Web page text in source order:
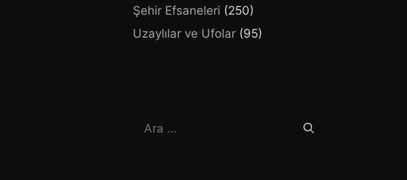
Şehir Efsaneleri (250)
Uzaylılar ve Ufolar (95)
için